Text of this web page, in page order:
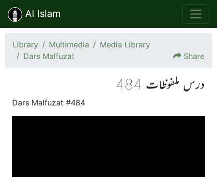
Al Islam
Library Multimedia
Media Library
Dars Malfuzat
Share
درس ملفوظات 484
Dars Malfuzat #484